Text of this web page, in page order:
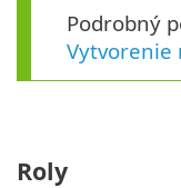
Podrobný
Vytvorenie
Roly